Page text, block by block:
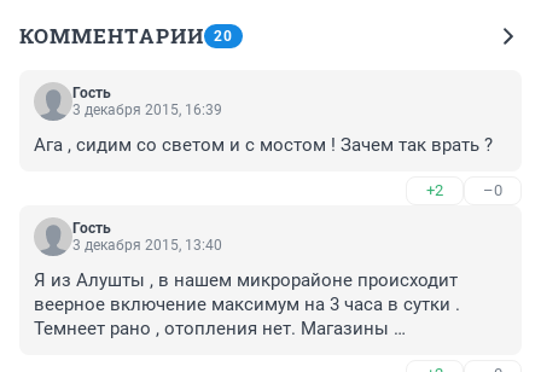
КОММЕНТАРИИ 20
Гость
3 декабря 2015, 16:39
Ага , сидим со светом и с мостом ! Зачем так врать ?
+2 –0
Гость
3 декабря 2015, 13:40
Я из Алушты , в нашем микрорайоне происходит
веерное включение максимум на 3 часа в сутки .
Темнеет рано , отопления нет. Магазины